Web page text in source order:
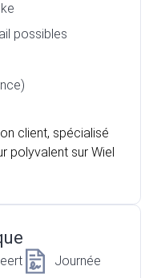
possibles
client, spécialisé
polyvalent sur Wiel
Journée